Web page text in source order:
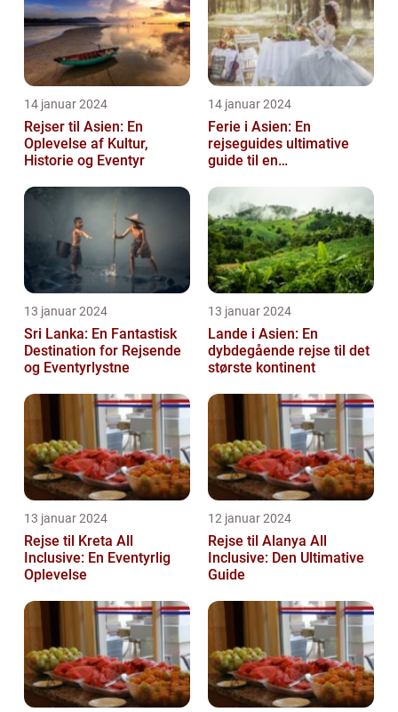
14 januar 2024
Rejser til Asien: En
Oplevelse af Kultur,
Historie og Eventyr
14 januar 2024
Ferie i Asien: En
rejseguides ultimative
guide til en
rejseoplevelse
13 januar 2024
Sri Lanka: En Fantastisk
Destination for Rejsende
og Eventyrlystne
13 januar 2024
Lande i Asien: En
dybdegående rejse til det
største kontinent
13 januar 2024
Rejse til Kreta All
Inclusive: En Eventyrlig
Oplevelse
12 januar 2024
Rejse til Alanya All
Inclusive: Den Ultimative
Guide